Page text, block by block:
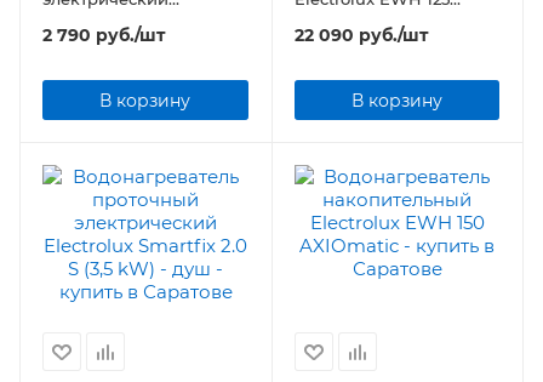
Electrolux Smartfix 2.0 TS
(3,5 kW) - кран+душ
2 790 руб./шт
В корзину
22 090 руб./шт
В корзину